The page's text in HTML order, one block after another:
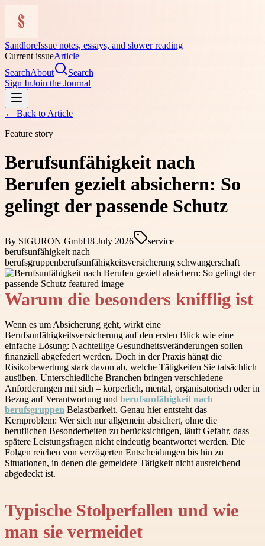
SandloreIssue notes, essays, and slower reading
Current issueArticle
SearchAbout
Search
Sign InJoin the Journal
← Back to Article
Feature story
Berufsunfähigkeit nach
Berufen gezielt absichern: So
gelingt der passende Schutz
By SIGURON GmbH8 July 2026
service
berufsunfähigkeit nach
berufsgruppenberufsunfähigkeitsversicherung schwangerschaft
Warum die besonders knifflig ist
Wenn es um Absicherung geht, wirkt eine
Berufsunfähigkeitsversicherung auf den ersten Blick wie eine
einfache Lösung: Nachteilige Gesundheitsveränderungen sollen
finanziell abgefedert werden. Doch in der Praxis hängt die
Risikobewertung stark davon ab, welche Tätigkeiten Sie tatsächlich
ausüben. Unterschiedliche Branchen bringen verschiedene
Anforderungen mit sich – körperlich, mental, organisatorisch oder in
Bezug auf Verantwortung und berufsunfähigkeit nach
berufsgruppen Belastbarkeit. Genau hier entsteht das
Kernproblem: Wer sich nur allgemein absichert, ohne die
beruflichen Besonderheiten zu berücksichtigen, läuft Gefahr, dass
spätere Leistungsfragen nicht eindeutig beantwortet werden. Die
Folgen reichen von verzögerten Entscheidungen bis hin zu
Situationen, in denen die gemeldete Tätigkeit nicht ausreichend
abgedeckt ist.
Typische Stolperfallen und wie
man sie vermeidet